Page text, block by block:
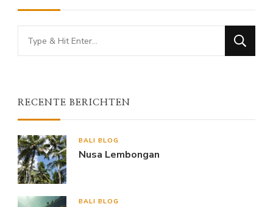
Looking
for
RECENTE BERICHTEN
BALI BLOG
Nusa Lembongan
BALI BLOG